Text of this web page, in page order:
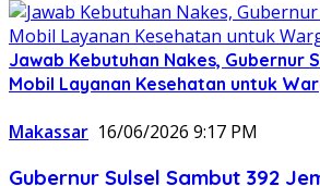
Jawab Kebutuhan Nakes, Gubernur
Mobil Layanan Kesehatan untuk
Makassar 16/06/2026 9:17 PM
Gubernur Sulsel Sambut 392